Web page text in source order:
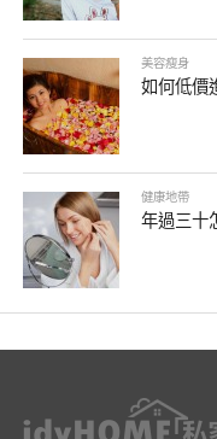
美容瘦身
如何低價
健康地帶
年過三十